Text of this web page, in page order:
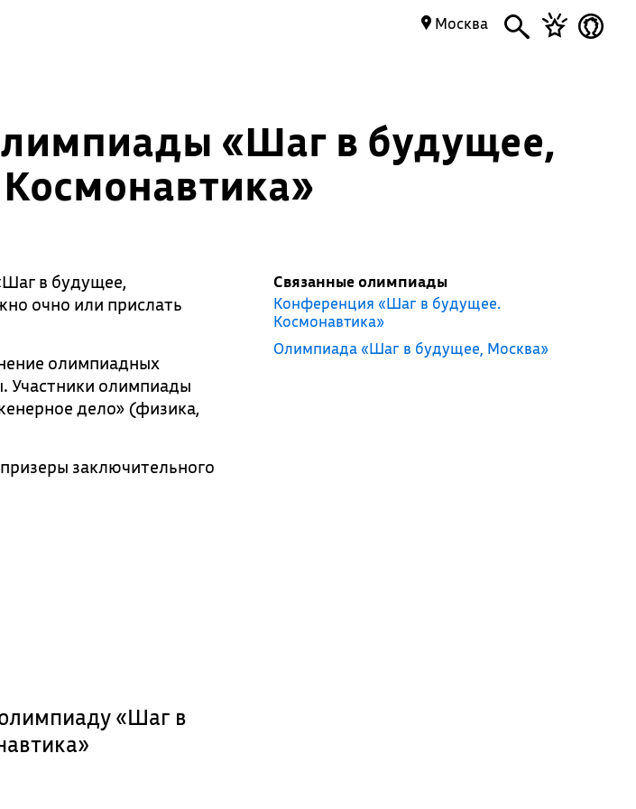
Москва
«Шаг в будущее,
в будущее,
очно или прислать
олимпиадных
Участники олимпиады
дело» (физика,
заключительного
Связанные олимпиады
Конференция «Шаг в будущее.
Космонавтика»
Олимпиада «Шаг в будущее, Москва»
«Шаг в